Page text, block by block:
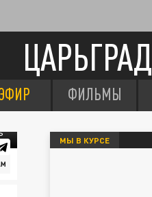
ЦАРЬГРАД
ФИЛЬМЫ
МЫ В КУРСЕ